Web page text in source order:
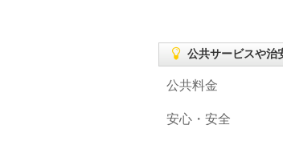
公共サービスや治
公共料金
安心・安全